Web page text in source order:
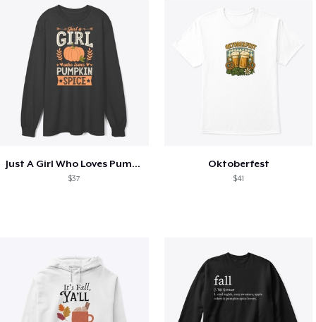
Just A Girl Who Loves Pumpkin Spice
$37
Oktoberfest
$41